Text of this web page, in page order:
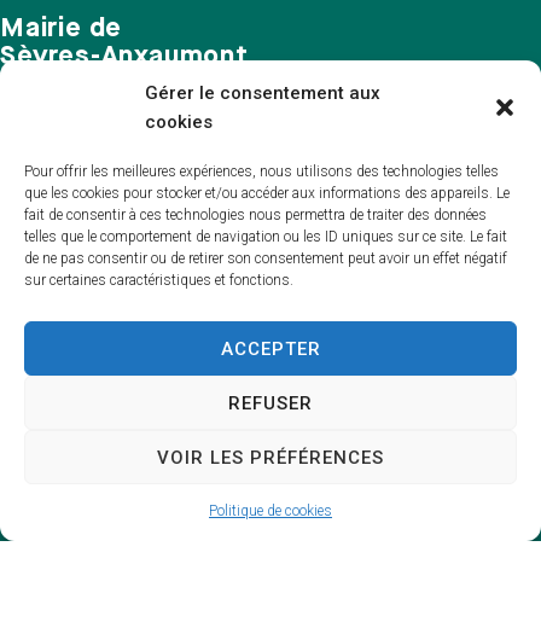
Gérer le consentement aux
cookies
Pour offrir les meilleures expériences, nous utilisons des technologies telles
que les cookies pour stocker et/ou accéder aux informations des appareils. Le
fait de consentir à ces technologies nous permettra de traiter des données
telles que le comportement de navigation ou les ID uniques sur ce site. Le fait
de ne pas consentir ou de retirer son consentement peut avoir un effet négatif
sur certaines caractéristiques et fonctions.
ACCEPTER
REFUSER
VOIR LES PRÉFÉRENCES
Politique de cookies
Mairie de
Sèvres-Anxaumont
Mairie,
86800 – Sèvres-Anxaumont
05 49 56 50 12
Nous contacter
Horaires d’ouverture
8h30 – 12h / 13h30 – 17h30